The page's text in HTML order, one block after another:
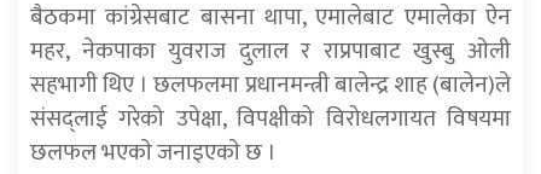
बैठकमा कांग्रेसबाट बासना थापा, एमालेबाट एमालेका ऐन
महर, नेकपाका युवराज दुलाल र राप्रपाबाट खुस्बु ओली
सहभागी थिए । छलफलमा प्रधानमन्त्री बालेन्द्र शाह (बालेन)ले
संसद्लाई गरेको उपेक्षा, विपक्षीको विरोधलगायत विषयमा
छलफल भएकाे जनाइएकाे छ ।